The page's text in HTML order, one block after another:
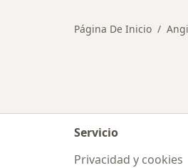
Página De Inicio
Servicio
Privacidad y cookies